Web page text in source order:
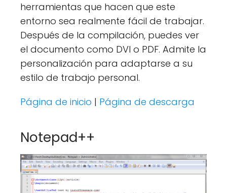
herramientas que hacen que este
entorno sea realmente fácil de trabajar.
Después de la compilación, puedes ver
el documento como DVI o PDF. Admite la
personalización para adaptarse a su
estilo de trabajo personal.
Página de inicio | Página de descarga
Notepad++